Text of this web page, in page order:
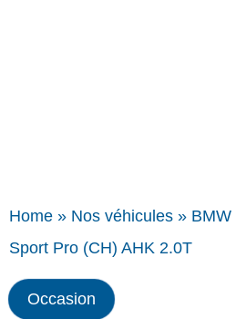
Home » Nos véhicules » BMW
Sport Pro (CH) AHK 2.0T
Occasion